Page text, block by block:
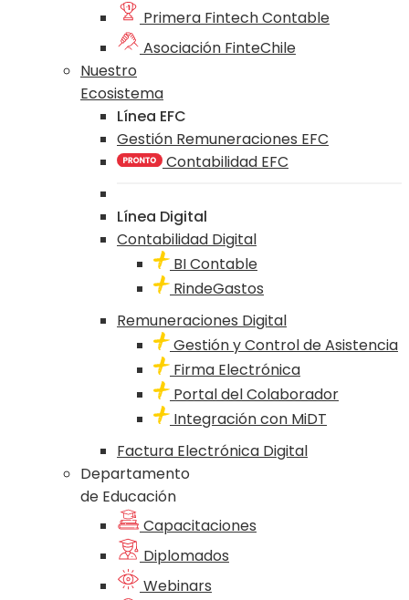
Primera Fintech Contable
Asociación FinteChile
Nuestro
Ecosistema
Línea EFC
Gestión Remuneraciones EFC
Contabilidad EFC
Línea Digital
Contabilidad Digital
BI Contable
RindeGastos
Remuneraciones Digital
Gestión y Control de Asistencia
Firma Electrónica
Portal del Colaborador
Integración con MiDT
Factura Electrónica Digital
Departamento
de Educación
Capacitaciones
Diplomados
Webinars